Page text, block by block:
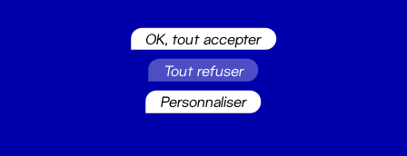
OK, tout accepter
Tout refuser
Personnaliser